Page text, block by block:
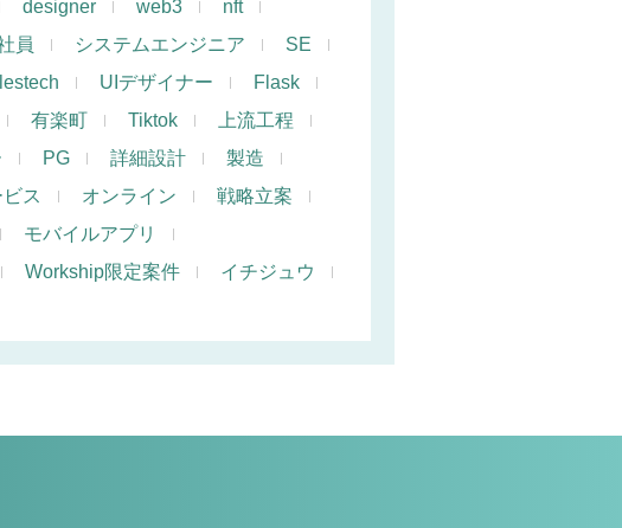
designer web3
nft
員 システムエンジニア
SE
UIデザイナー
Flask
有楽町 Tiktok
上流工程
PG 詳細設計
製造
ス オンライン
戦略立案
モバイルアプリ
Workship限定案件
イチジュウ